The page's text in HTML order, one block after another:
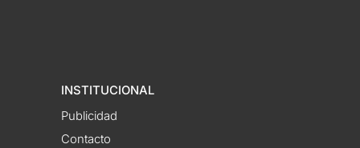
INSTITUCIONAL
Publicidad
Contacto